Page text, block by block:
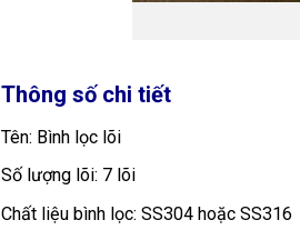
Thông số chi tiết
Tên: Bình lọc lõi
Số lượng lõi: 7 lõi
Chất liệu bình lọc: SS304 hoặc SS316